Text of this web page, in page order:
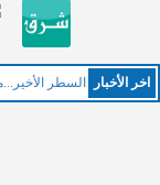
اخر اﻷخبار